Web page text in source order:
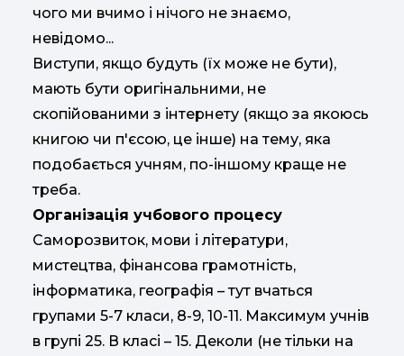
чого ми вчимо і нічого не знаємо,
невідомо...
Виступи, якщо будуть (їх може не бути),
мають бути оригінальними, не
скопійованими з інтернету (якщо за якоюсь
книгою чи п'єсою, це інше) на тему, яка
подобається учням, по-іншому краще не
треба.
Організація учбового процесу
Саморозвиток, мови і літератури,
мистецтва, фінансова грамотність,
інформатика, географія – тут вчаться
групами 5-7 класи, 8-9, 10-11. Максимум учнів
в групі 25. В класі – 15. Деколи (не тільки на